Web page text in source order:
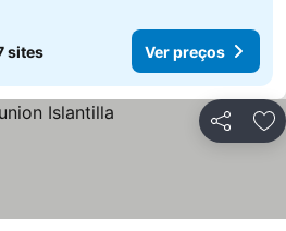
sites Ver preços
Partilhar